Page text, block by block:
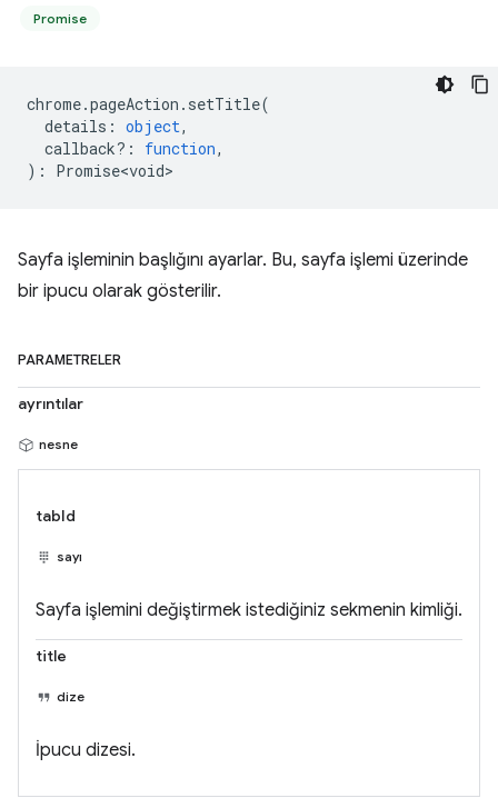
Promise
chrome.pageAction . setTitle(
details : object,
callback? : function,
) : Promise<void>
Sayfa işleminin başlığını ayarlar. Bu, sayfa işlemi üzerinde
bir ipucu olarak gösterilir.
PARAMETRELER
ayrıntılar
nesne
tabId
sayı
Sayfa işlemini değiştirmek istediğiniz sekmenin kimliği.
title
dize
İpucu dizesi.